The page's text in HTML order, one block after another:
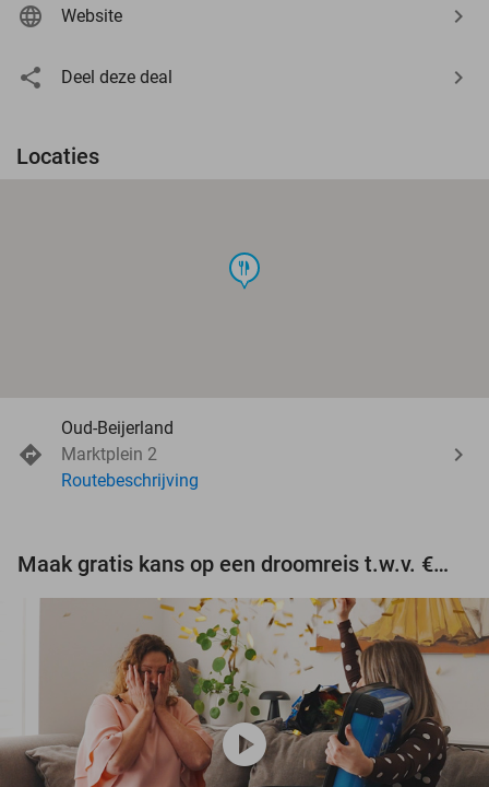
Website
Deel deze deal
Locaties
food
Oud-Beijerland
Marktplein 2
Routebeschrijving
Maak gratis kans op een droomreis t.w.v. €3.000!
play_circle